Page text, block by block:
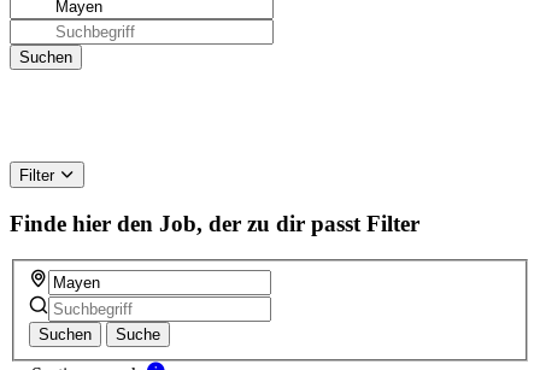
Filter
Finde hier den Job, der zu dir passt Filter
Suchen Suche